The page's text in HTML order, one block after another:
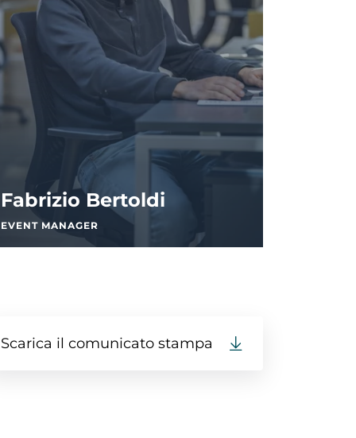
Fabrizio Bertoldi
EVENT MANAGER
Scarica il comunicato stampa